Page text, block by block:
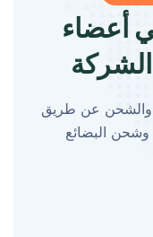
أعضاء
والشحن عن طريق
وشحن البضائع